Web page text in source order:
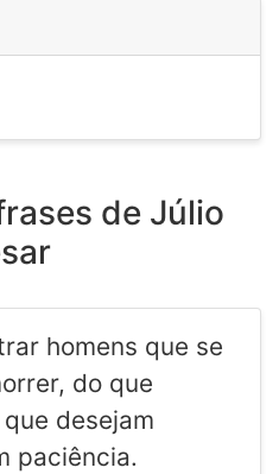
de Júlio
homens que se
do que
desejam
paciência.